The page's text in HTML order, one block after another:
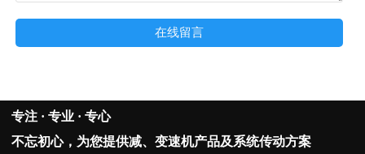
在线留言
专注 · 专业 · 专心
不忘初心，为您提供减、变速机产品及系统传动方案